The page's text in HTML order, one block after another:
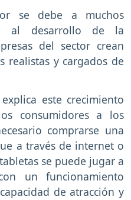
se debe a muchos
al desarrollo de la
del sector crean
realistas y cargados de
este crecimiento
consumidores a los
comprarse una
a través de internet o
se puede jugar a
un funcionamiento
de atracción y